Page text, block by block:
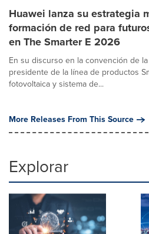
Huawei lanza su estrategia
formación de red para
en The Smarter E 2026
En su discurso en la convención de
presidente de la línea de productos
fotovoltaica y sistema de...
More Releases From This Source
Explorar